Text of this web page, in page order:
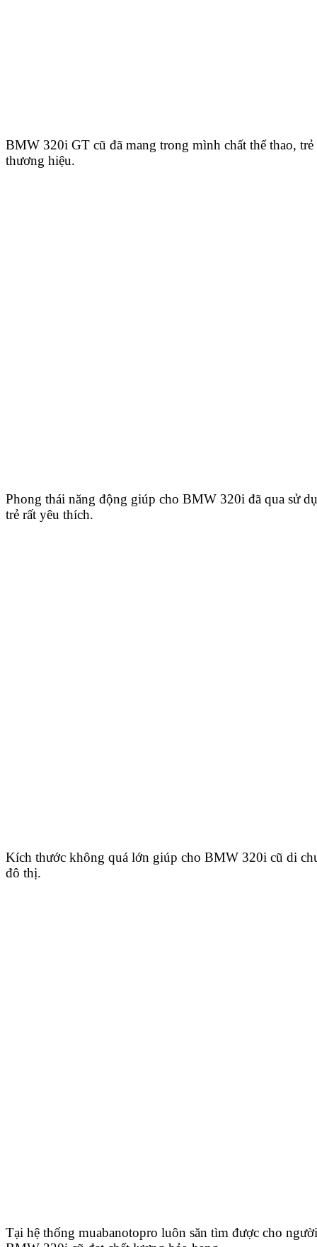
BMW 320i GT cũ đã mang trong mình chất thể thao,
thương hiệu.
Phong thái năng động giúp cho BMW 320i đã qua sử
trẻ rất yêu thích.
Kích thước không quá lớn giúp cho BMW 320i cũ di
đô thị.
Tại hệ thống muabanotopro luôn săn tìm được cho